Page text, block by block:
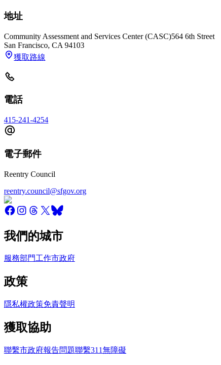
地址
Community Assessment and Services Center (CASC)564 6th Street
San Francisco, CA 94103
獲取路線
電話
415-241-4254
電子郵件
Reentry Council
reentry.council@sfgov.org
我們的城市
服務部門工作市政府
政策
隱私權政策免責聲明
獲取協助
聯繫市政府報告問題聯繫311無障礙